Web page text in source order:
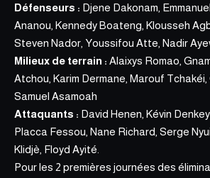
Défenseurs : Djene Dakonam,
Ananou, Kennedy Boateng, Klousseh
Steven Nador, Youssifou Atte, Nadir
Milieux de terrain : Alaixys Romao,
Atchou, Karim Dermane, Marouf Tchakéi,
Samuel Asamoah
Attaquants : David Henen, Kévin
Placca Fessou, Nane Richard, Serge
Klidjè, Floyd Ayité.
Pour les 2 premières journées des